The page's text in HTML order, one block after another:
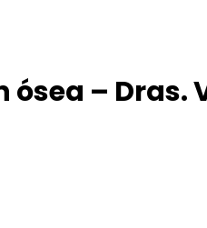
– Dras.